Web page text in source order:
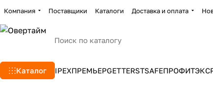
Компания Поставщики Каталоги Доставка и оплата
Каталог IPEXПРЕМЬЕРGETTERSTSAFEПРОФИТЭКС